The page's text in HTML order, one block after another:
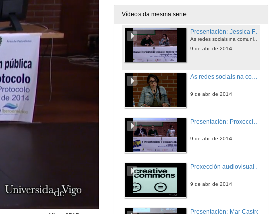
Vídeos da mesma serie
9 de abr. de 2014
As redes sociais na comunicación institucional. O caso da Garda Civil e o uso de Twitter
9 de abr. de 2014
As redes sociais na comunicación institucional. O caso da Garda Civil e o uso de Twitter
9 de abr. de 2014
9 de abr. de 2014
Proxección audiovisual do alumnado de Comunicación Audiovisual e de Publicidade
9 de abr. de 2014
Presentación: Mar Castro